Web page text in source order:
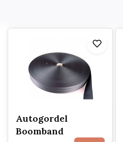
Autogordel
Boomband